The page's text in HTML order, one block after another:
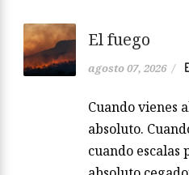
El fuego
agosto 07, 2026 /
Cuando vienes
absoluto.
cuando escalas